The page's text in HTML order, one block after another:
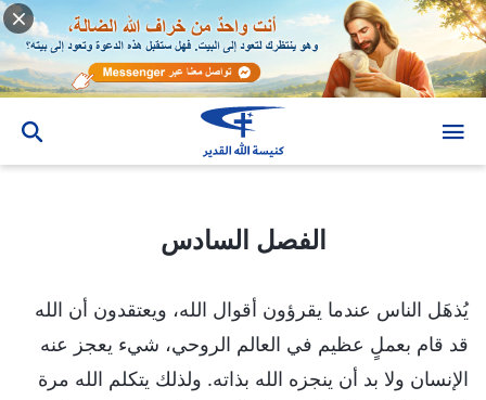
الفصل السادس
يُذهَل الناس عندما يقرؤون أقوال الله، ويعتقدون أن الله
قد قام بعملٍ عظيم في العالم الروحي، شيء يعجز عنه
الإنسان ولا بد أن ينجزه الله بذاته. ولذلك يتكلم الله مرة